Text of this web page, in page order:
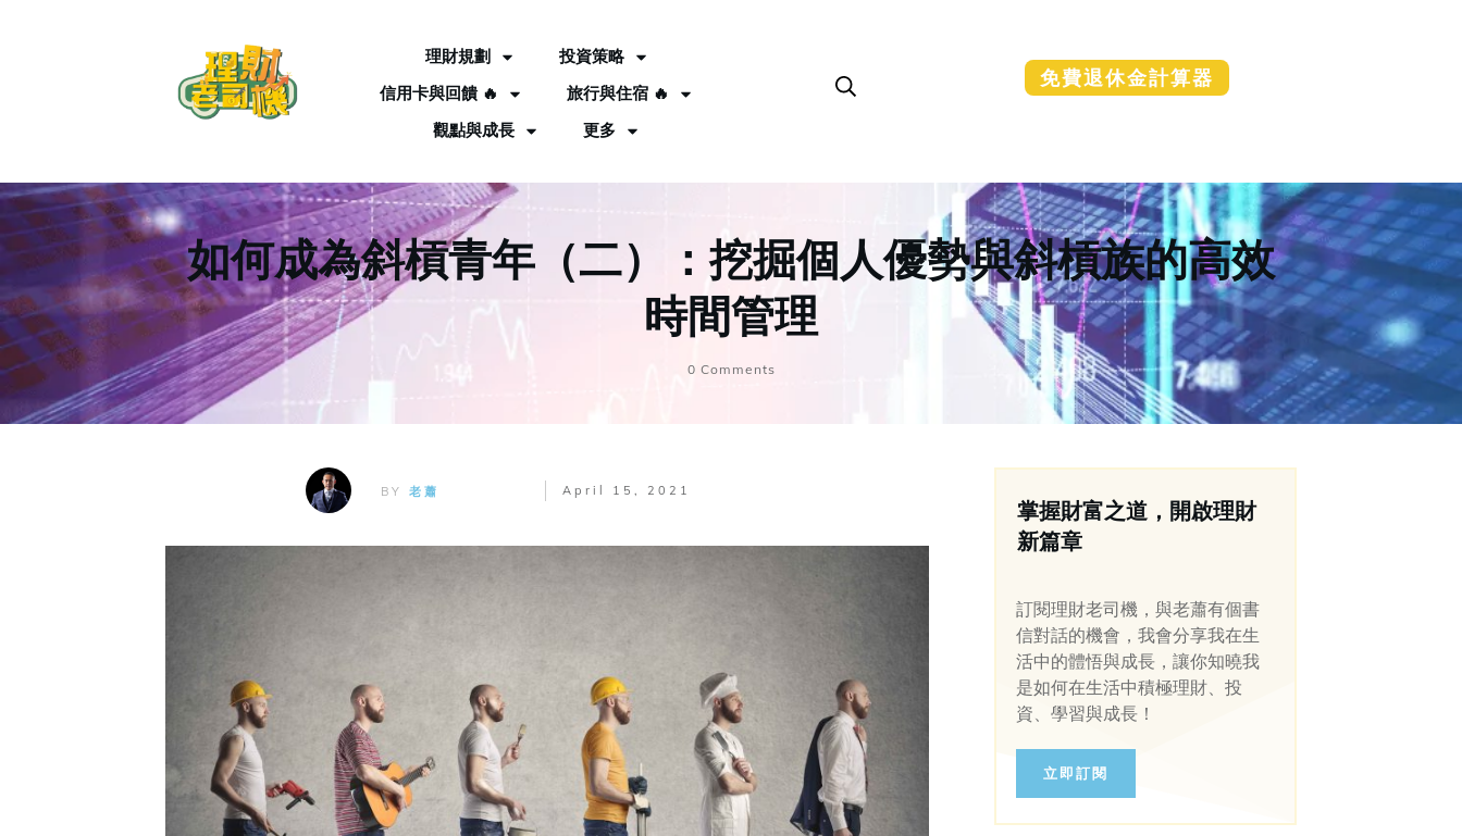
理財規劃
投資策略
信用卡與回饋 🔥
旅行與住宿 🔥
觀點與成長
更多
免費退休金計算器
如何成為斜槓青年（二）：挖掘個人優勢與斜槓族的高效
時間管理
0 Comments
BY老蕭 April 15, 2021
掌握財富之道，開啟理財
新篇章
訂閱理財老司機，與老蕭有個書
信對話的機會，我會分享我在生
活中的體悟與成長，讓你知曉我
是如何在生活中積極理財、投
資、學習與成長！
立即訂閱